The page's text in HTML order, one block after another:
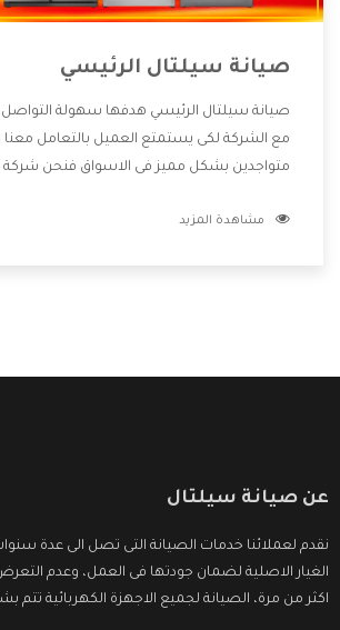
صيانة سيلتال الرئيسي
صيانة سيلتال الرئيسي هدفها سهولة التواصل
مع الشركة لكى يستمتع العميل بالتعامل معنا
متواجدين بشكل مميز فى الاسواق فنحن شركة
الشركة بها والتى تكون منها خدمة الصيانة التى
مشاهدة المزيد
عن صيانة سيلتال
نقدم لعملائنا خدمات الصيانة التى تصل الى عدة
الغيار الاصلية لضمان جودتها فى العمل، وعدم
اكثر من مرة، الصيانة لجميع الاجهزة الكهربائية